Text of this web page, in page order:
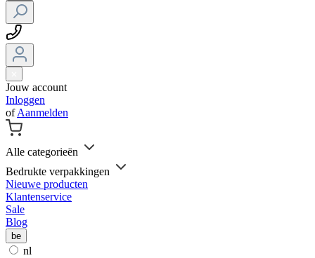
Jouw account
Inloggen
ofAanmelden
Alle categorieën
Bedrukte verpakkingen
Nieuwe producten
Klantenservice
Sale
Blog
be
nl